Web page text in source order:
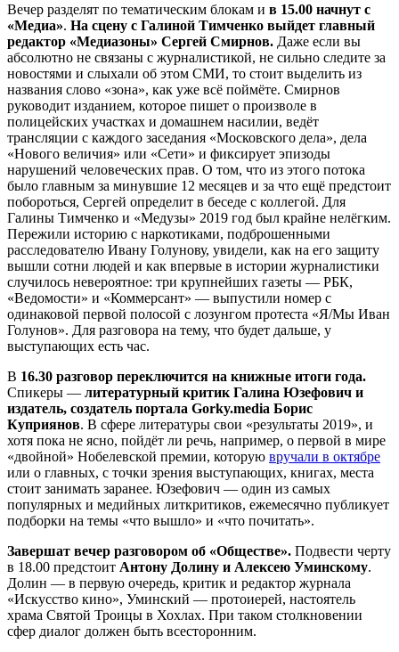
Вечер разделят по тематическим блокам и в 15.00 начнут с
«Медиа». На сцену с Галиной Тимченко выйдет главный
редактор «Медиазоны» Сергей Смирнов. Даже если вы
абсолютно не связаны с журналистикой, не сильно следите за
новостями и слыхали об этом СМИ, то стоит выделить из
названия слово «зона», как уже всё поймёте. Смирнов
руководит изданием, которое пишет о произволе в
полицейских участках и домашнем насилии, ведёт
трансляции с каждого заседания «Московского дела», дела
«Нового величия» или «Сети» и фиксирует эпизоды
нарушений человеческих прав. О том, что из этого потока
было главным за минувшие 12 месяцев и за что ещё предстоит
побороться, Сергей определит в беседе с коллегой. Для
Галины Тимченко и «Медузы» 2019 год был крайне нелёгким.
Пережили историю с наркотиками, подброшенными
расследователю Ивану Голунову, увидели, как на его защиту
вышли сотни людей и как впервые в истории журналистики
случилось невероятное: три крупнейших газеты — РБК,
«Ведомости» и «Коммерсант» — выпустили номер с
одинаковой первой полосой с лозунгом протеста «Я/Мы Иван
Голунов». Для разговора на тему, что будет дальше, у
выступающих есть час.
В 16.30 разговор переключится на книжные итоги года.
Спикеры — литературный критик Галина Юзефович и
издатель, создатель портала Gorky.media Борис
Куприянов. В сфере литературы свои «результаты 2019», и
хотя пока не ясно, пойдёт ли речь, например, о первой в мире
«двойной» Нобелевской премии, которую вручали в октябре
или о главных, с точки зрения выступающих, книгах, места
стоит занимать заранее. Юзефович — один из самых
популярных и медийных литкритиков, ежемесячно публикует
подборки на темы «что вышло» и «что почитать».
Завершат вечер разговором об «Обществе». Подвести черту
в 18.00 предстоит Антону Долину и Алексею Уминскому.
Долин — в первую очередь, критик и редактор журнала
«Искусство кино», Уминский — протоиерей, настоятель
храма Святой Троицы в Хохлах. При таком столкновении
сфер диалог должен быть всесторонним.